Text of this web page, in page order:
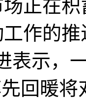
正在
作的
表示，
回暖